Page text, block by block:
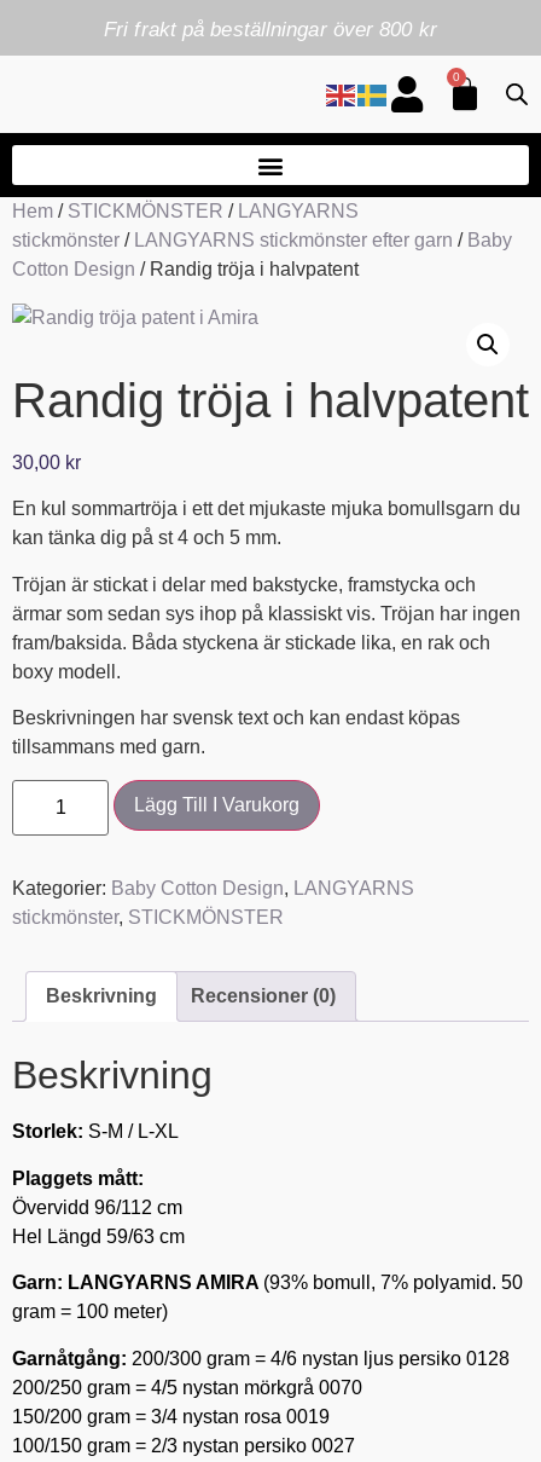
Fri frakt på beställningar över 800 kr
0
Hem / STICKMÖNSTER / LANGYARNS
stickmönster / LANGYARNS stickmönster efter garn / Baby
Cotton Design / Randig tröja i halvpatent
Randig tröja i halvpatent
30,00 kr
En kul sommartröja i ett det mjukaste mjuka bomullsgarn du
kan tänka dig på st 4 och 5 mm.
Tröjan är stickat i delar med bakstycke, framstycka och
ärmar som sedan sys ihop på klassiskt vis. Tröjan har ingen
fram/baksida. Båda styckena är stickade lika, en rak och
boxy modell.
Beskrivningen har svensk text och kan endast köpas
tillsammans med garn.
Lägg Till I Varukorg
Kategorier: Baby Cotton Design, LANGYARNS
stickmönster, STICKMÖNSTER
Beskrivning Recensioner (0)
Beskrivning
Storlek: S-M / L-XL
Plaggets mått:
Övervidd 96/112 cm
Hel Längd 59/63 cm
Garn: LANGYARNS AMIRA (93% bomull, 7% polyamid. 50
gram = 100 meter)
Garnåtgång: 200/300 gram = 4/6 nystan ljus persiko 0128
200/250 gram = 4/5 nystan mörkgrå 0070
150/200 gram = 3/4 nystan rosa 0019
100/150 gram = 2/3 nystan persiko 0027